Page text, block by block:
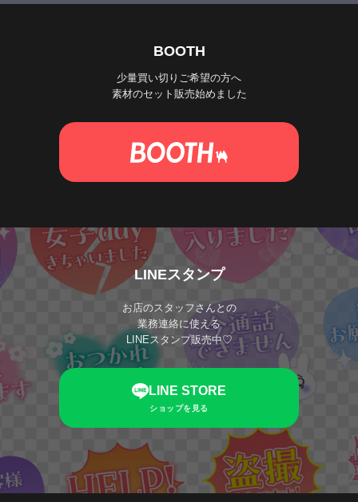
BOOTH
少量買い切りご希望の方へ
素材のセット販売始めました
LINEスタンプ
お店のスタッフさんとの
業務連絡に使える
LINEスタンプ販売中♡
LINE STORE
ショップを見る